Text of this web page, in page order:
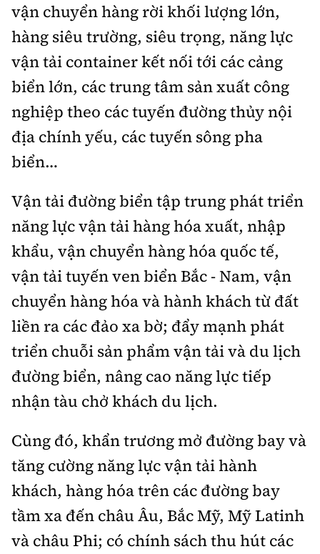
vận chuyển hàng rời khối lượng lớn,
hàng siêu trường, siêu trọng, năng lực
vận tải container kết nối tới các cảng
biển lớn, các trung tâm sản xuất công
nghiệp theo các tuyến đường thủy nội
địa chính yếu, các tuyến sông pha
biển…
Vận tải đường biển tập trung phát triển
năng lực vận tải hàng hóa xuất, nhập
khẩu, vận chuyển hàng hóa quốc tế,
vận tải tuyến ven biển Bắc - Nam, vận
chuyển hàng hóa và hành khách từ đất
liền ra các đảo xa bờ; đẩy mạnh phát
triển chuỗi sản phẩm vận tải và du lịch
đường biển, nâng cao năng lực tiếp
nhận tàu chở khách du lịch.
Cùng đó, khẩn trương mở đường bay và
tăng cường năng lực vận tải hành
khách, hàng hóa trên các đường bay
tầm xa đến châu Âu, Bắc Mỹ, Mỹ Latinh
và châu Phi; có chính sách thu hút các